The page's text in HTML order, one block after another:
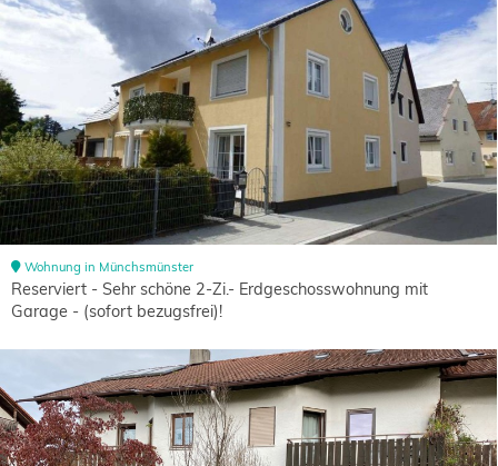
Wohnung in Münchsmünster
Reserviert - Sehr schöne 2-Zi.- Erdgeschosswohnung mit
Garage - (sofort bezugsfrei)!